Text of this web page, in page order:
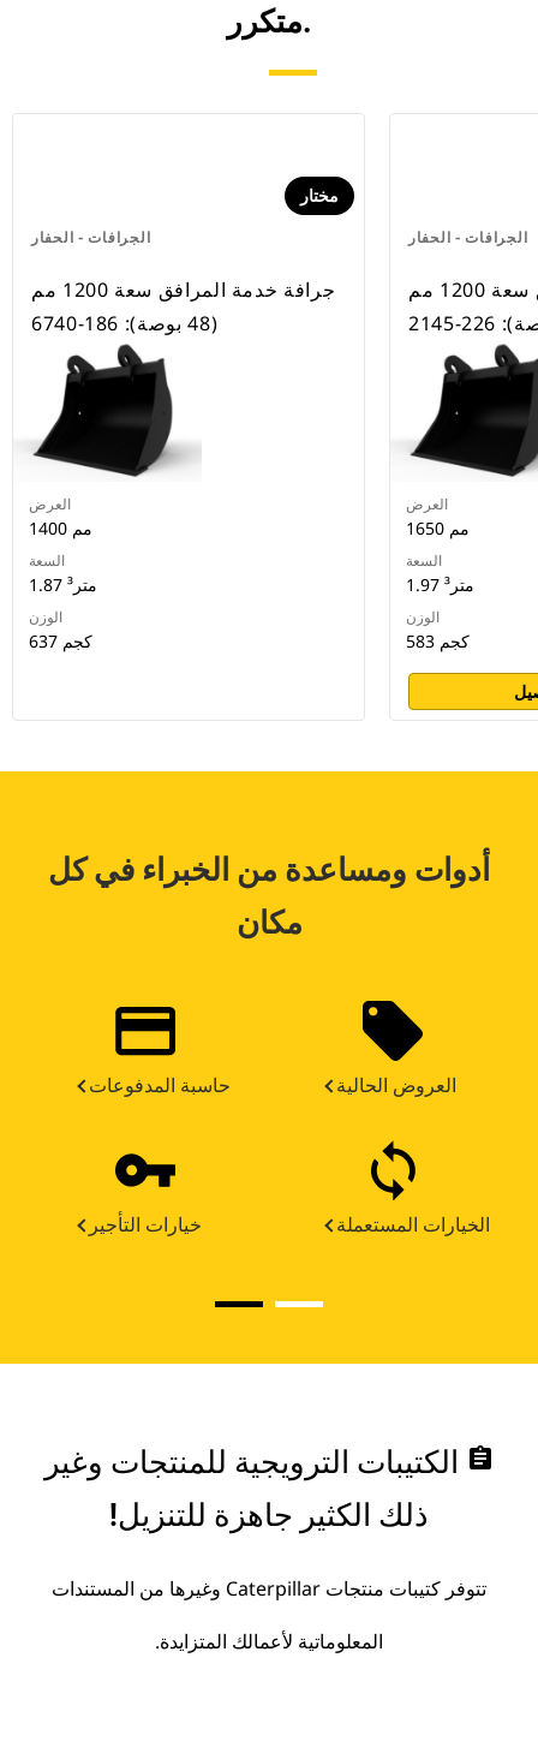
متكرر.
الجرافات - الحفار
مختار
جرافة خدمة المرافق سعة 1200 مم
(48 بوصة): 186-6740
العرض
1400 مم
السعة
1.87 متر³
الوزن
637 كجم
الجرافات - الحفار
جرافة خدمة المرافق سعة 1200 مم
العرض
1650 مم
السعة
1.97 متر³
الوزن
583 كجم
أدوات ومساعدة من الخبراء في كل
مكان
حاسبة المدفوعات العروض الحالية
خيارات التأجير الخيارات المستعملة
assignment الكتيبات الترويجية للمنتجات وغير
ذلك الكثير جاهزة للتنزيل!
تتوفر كتيبات منتجات Caterpillar وغيرها من المستندات
المعلوماتية لأعمالك المتزايدة.